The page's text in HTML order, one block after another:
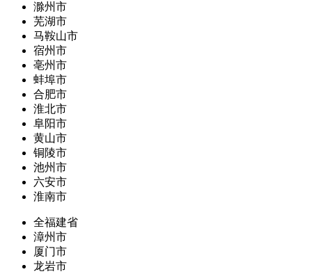
滁州市
芜湖市
马鞍山市
宿州市
亳州市
蚌埠市
合肥市
淮北市
阜阳市
黄山市
铜陵市
池州市
六安市
淮南市
全福建省
漳州市
厦门市
龙岩市